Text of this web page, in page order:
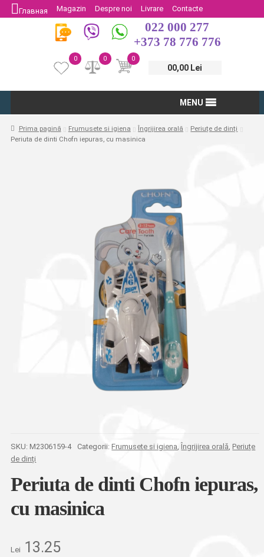
Главная Magazin Despre noi Livrare
Contacte
Protectia Consumatorului
Întoarcere
022 000 277
+373 78 776 776
0
00,00 Lei
0
0
MENU
Prima pagină Frumusete si igiena Îngrijirea orală
Periuțe de dinți
Periuta de dinti Chofn iepuras, cu masinica
SKU: M2306159-4 Categorii:Frumusete si igiena,Îngrijirea orală, Periuțe
de dinți
Periuta de dinti Chofn iepuras,
cu masinica
Lei 13.25